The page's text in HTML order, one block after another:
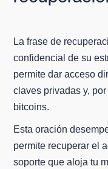
La frase de
confidencial de su
permite dar acceso
claves privadas y,
bitcoins.
Esta oración
permite recuperar el
soporte que aloja tu